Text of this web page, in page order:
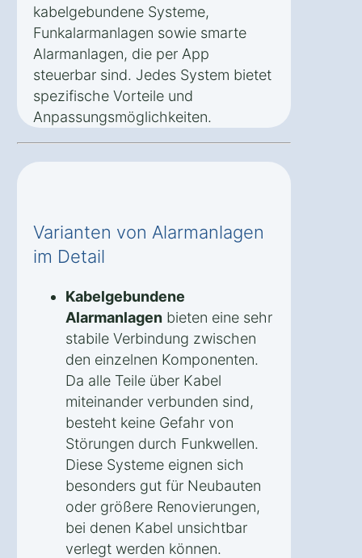
kabelgebundene Systeme,
Funkalarmanlagen sowie smarte
Alarmanlagen, die per App
steuerbar sind. Jedes System bietet
spezifische Vorteile und
Anpassungsmöglichkeiten.
Varianten von Alarmanlagen
im Detail
Kabelgebundene
Alarmanlagen bieten eine sehr
stabile Verbindung zwischen
den einzelnen Komponenten.
Da alle Teile über Kabel
miteinander verbunden sind,
besteht keine Gefahr von
Störungen durch Funkwellen.
Diese Systeme eignen sich
besonders gut für Neubauten
oder größere Renovierungen,
bei denen Kabel unsichtbar
verlegt werden können.